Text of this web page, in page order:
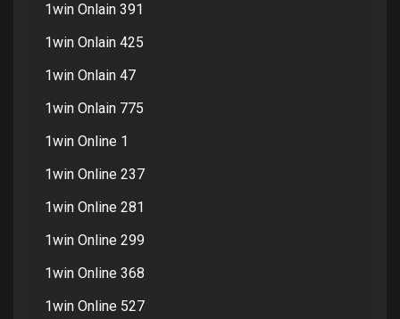
1win Onlain 391
1win Onlain 425
1win Onlain 47
1win Onlain 775
1win Online 1
1win Online 237
1win Online 281
1win Online 299
1win Online 368
1win Online 527